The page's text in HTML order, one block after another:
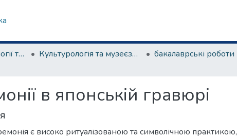
Кафедра культурології та музеєзнавства Культурологія та музеєзнавство
в японській гравюрі
є високо ритуалізованою та символічною практикою,